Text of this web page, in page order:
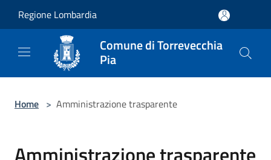
Regione Lombardia
Comune di Torrevecchia
Pia
Home > Amministrazione trasparente